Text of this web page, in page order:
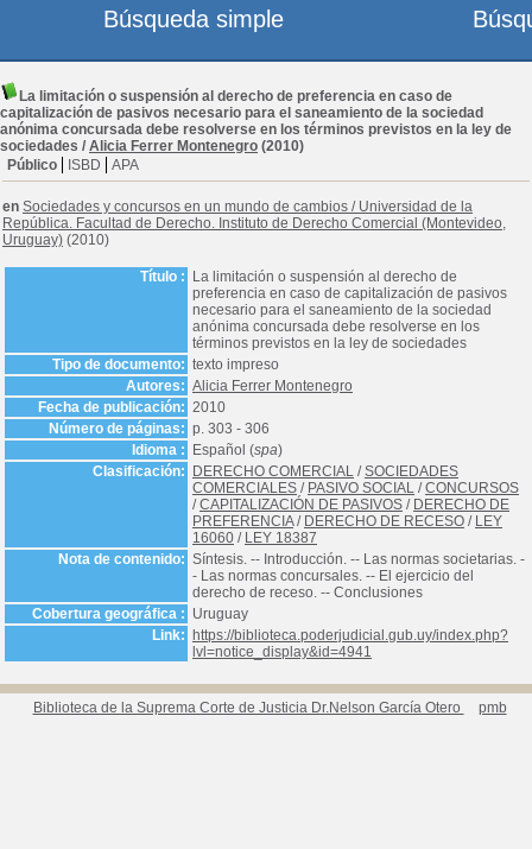
La limitación o suspensión al derecho de preferencia en caso de
capitalización de pasivos necesario para el saneamiento de la sociedad
anónima concursada debe resolverse en los términos previstos en la ley de
sociedades / Alicia Ferrer Montenegro (2010)
Público
ISBD APA
en Sociedades y concursos en un mundo de cambios / Universidad de la
República. Facultad de Derecho. Instituto de Derecho Comercial (Montevideo,
Uruguay) (2010)
Título :
La limitación o suspensión al derecho de
preferencia en caso de capitalización de pasivos
necesario para el saneamiento de la sociedad
anónima concursada debe resolverse en los
términos previstos en la ley de sociedades
Tipo de documento: texto impreso
Autores: Alicia Ferrer Montenegro
Fecha de publicación: 2010
Número de páginas: p. 303 - 306
Idioma :
Español (spa)
Clasificación:
DERECHO COMERCIAL /SOCIEDADES
COMERCIALES / PASIVO SOCIAL /CONCURSOS
/CAPITALIZACIÓN DE PASIVOS / DERECHO DE
PREFERENCIA/ DERECHO DE RECESO / LEY
16060 / LEY 18387
Nota de contenido: Síntesis. -- Introducción. -- Las normas societarias. -
- Las normas concursales. -- El ejercicio del
derecho de receso. -- Conclusiones
Cobertura geográfica : Uruguay
Link:
https://biblioteca.poderjudicial.gub.uy/index.php?
lvl=notice_display&id=4941
Biblioteca de la Suprema Corte de Justicia Dr.Nelson García Otero pmb
Búsqueda simple